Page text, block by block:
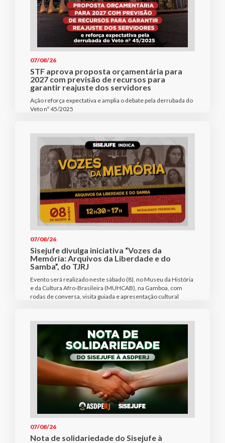
07/08/26
STF aprova proposta orçamentária para
2027 com previsão de recursos para
garantir reajuste dos servidores
Ação reforça expectativa e amplia o debate pela derrubada do
Veto nº 45/2025
07/08/26
Sisejufe divulga iniciativa “Vozes da
Memória: Arquivos da Liberdade e do
Samba”, do TJRJ
Evento será realizado neste sábado (8), no Museu da História
e da Cultura Afro-Brasileira (MUHCAB), na Gamboa, com
rodas de conversa, visita guiada e apresentação cultural
07/08/26
Nota de solidariedade do Sisejufe à